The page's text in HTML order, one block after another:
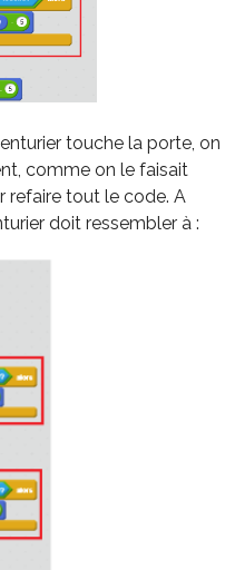
touche la porte, on
comme on le faisait
refaire tout le code. A
doit ressembler à :